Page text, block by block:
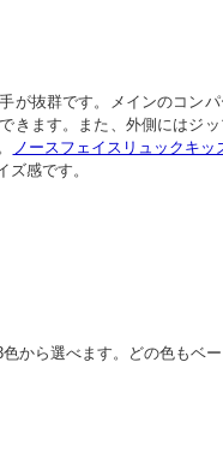
が抜群です。メインのコン
きます。また、外側にはジ
ノースフェイスリュックキッ
感です。
から選べます。どの色もベ